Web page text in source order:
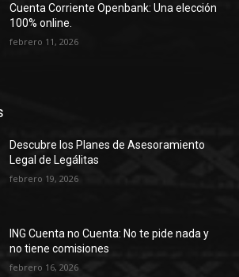
Cuenta Corriente Openbank: Una elección
100% online.
febrero 11, 2026
Descubre los Planes de Asesoramiento
Legal de Legálitas
febrero 19, 2026
ING Cuenta no Cuenta: No te pide nada y
no tiene comisiones
febrero 16, 2026